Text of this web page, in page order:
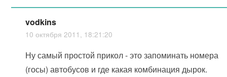
vodkins
10 октября 2011, 18:21:20
Ну самый простой прикол - это запоминать номера
(госы) автобусов и где какая комбинация дырок.